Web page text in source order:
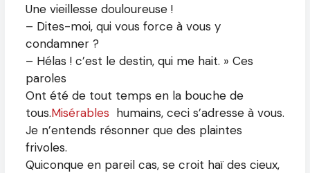
Une vieillesse douloureuse !
– Dites-moi, qui vous force à vous y
condamner ?
– Hélas ! c’est le destin, qui me hait. » Ces
paroles
Ont été de tout temps en la bouche de
tous.Misérables humains, ceci s’adresse à vous.
Je n’entends résonner que des plaintes
frivoles.
Quiconque en pareil cas, se croit haï des cieux,